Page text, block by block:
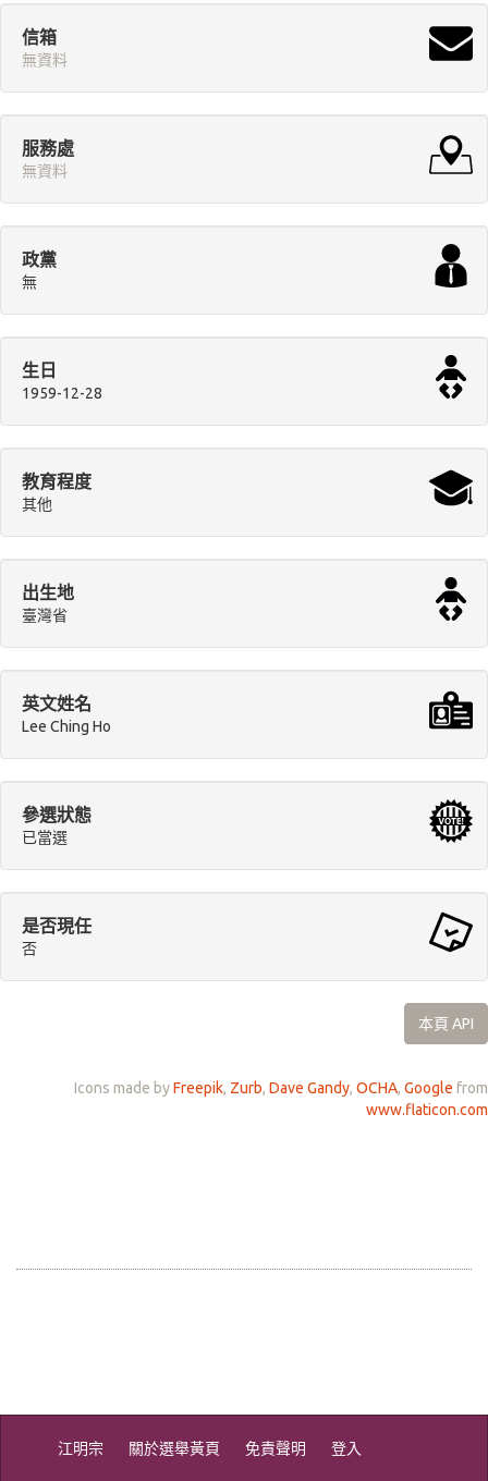
信箱
無資料
服務處
無資料
政黨
無
生日
1959-12-28
教育程度
其他
出生地
臺灣省
英文姓名
Lee Ching Ho
參選狀態
已當選
是否現任
否
本頁 API
Icons made byFreepik, Zurb, Dave Gandy, OCHA, Google from
www.flaticon.com
江明宗 關於選舉黃頁 免責聲明 登入